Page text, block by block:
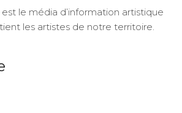
le média d’information artistique
les artistes de notre territoire.